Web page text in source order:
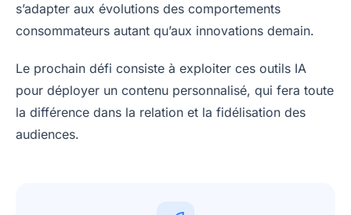
s’adapter aux évolutions des comportements
consommateurs autant qu’aux innovations demain.
Le prochain défi consiste à exploiter ces outils IA
pour déployer un contenu personnalisé, qui fera toute
la différence dans la relation et la fidélisation des
audiences.